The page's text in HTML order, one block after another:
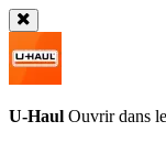
U-Haul Ouvrir dans le